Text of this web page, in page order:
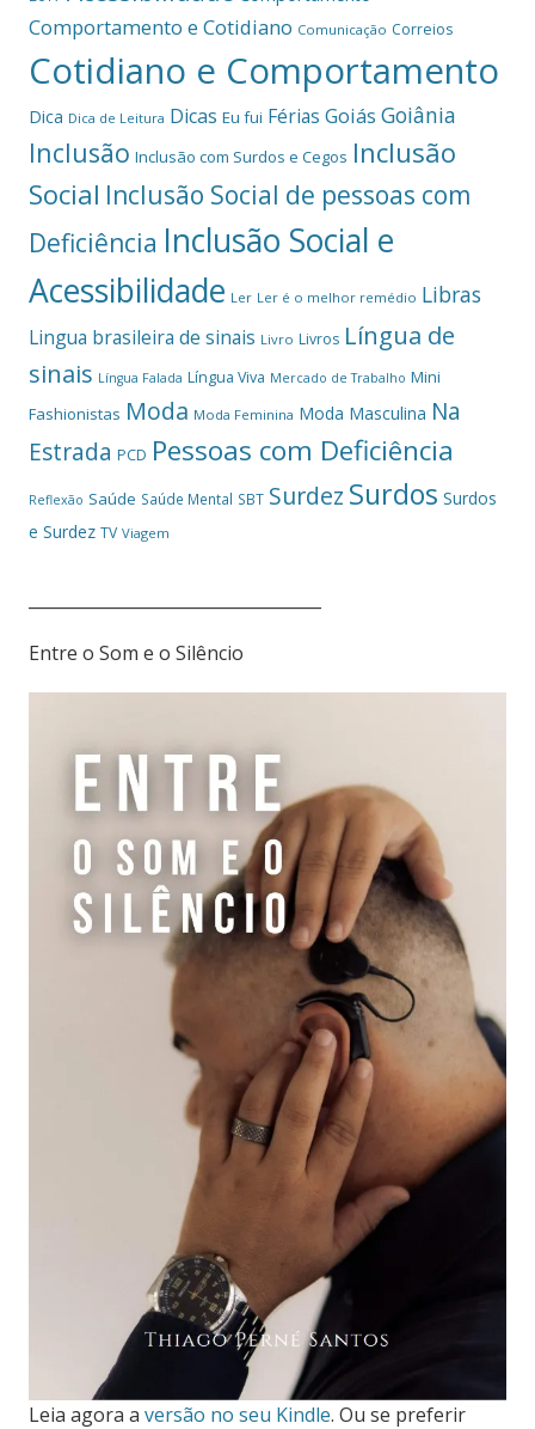
Comportamento e Cotidiano Comunicação Correios
Cotidiano e Comportamento
Dica Dica de Leitura Dicas Eu fui Férias Goiás Goiânia
Inclusão Inclusão com Surdos e Cegos Inclusão
Social Inclusão Social de pessoas com
Deficiência Inclusão Social e
Acessibilidade Ler Ler é o melhor remédio Libras
Lingua brasileira de sinais Livro Livros Língua de
sinais Língua Falada Língua Viva Mercado de Trabalho Mini
Fashionistas Moda Moda Feminina Moda Masculina Na
Estrada PCD Pessoas com Deficiência
Reflexão Saúde Saúde Mental SBT Surdez Surdos Surdos
e Surdez TV Viagem
Entre o Som e o Silêncio
Leia agora a versão no seu Kindle. Ou se preferir